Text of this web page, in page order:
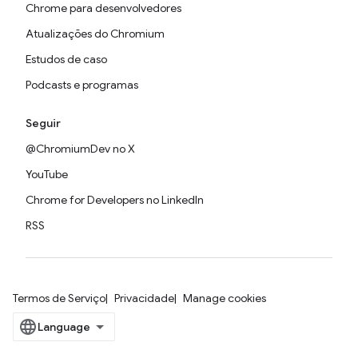
Chrome para desenvolvedores
Atualizações do Chromium
Estudos de caso
Podcasts e programas
Seguir
@ChromiumDev no X
YouTube
Chrome for Developers no LinkedIn
RSS
Termos de Serviço Privacidade Manage cookies